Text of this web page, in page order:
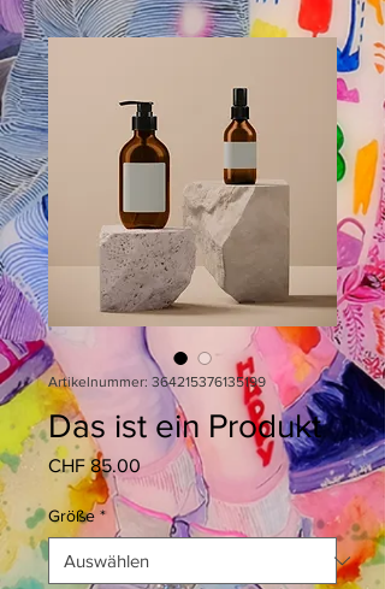
Artikelnummer: 364215376135199
Das ist ein Produkt
CHF 85.00Preis
Größe *